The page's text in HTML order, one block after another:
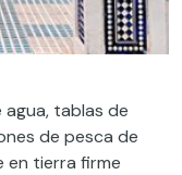
tablas de
de pesca de
en tierra firme